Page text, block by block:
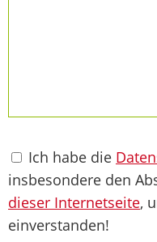
Ich habe die
insbesondere den
dieser Internetseite,
einverstanden!